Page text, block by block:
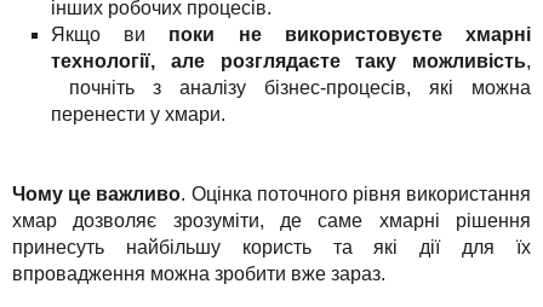
інших робочих процесів.
Якщо ви поки не використовуєте хмарні
технології, але розглядаєте таку можливість,
почніть з аналізу бізнес-процесів, які можна
перенести у хмари.
Чому це важливо. Оцінка поточного рівня використання
хмар дозволяє зрозуміти, де саме хмарні рішення
принесуть найбільшу користь та які дії для їх
впровадження можна зробити вже зараз.